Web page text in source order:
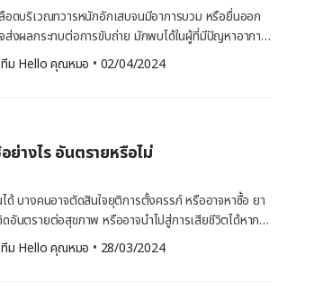
นมา แต่วิธีนี้อาจเกิดการคลาดเคลื่อนได้มากกว่าวิธีอื่น
กำเนิด ยาเม็ด
รใช้ห่วงอนามัย คุมกำเนิดถาวร ทำหมัน
งพยาบาล โดยมีวิธีการทำหมันชาย ดังนี้ แพทย์จะ
ใช้มีดกรีดเป็นแผลเล็กน้อย
ดบริเวณทวารหนักอักเสบจนมีอาการบวม หรือยื่นออก
งผลกระทบต่อการขับถ่าย มักพบได้ในผู้ที่มีปัญหาอาการ
ปัจจัยอื่น ๆ หากพบว่าอาจมีอาการของโรคริดสีดวงทวาร
อง
ดเลือดบริเวณปากทวารหนักโป่งพอง อาจเกิดได้จาก
ณะที่เบ่งถ่ายอาจมีเลือดสดออกมาด้วย โดยแบ่งออก
ลือดดำขยายตัว ภาวะท้องผูก ทำให้ต้อง
ซ้อน เช่น ตับแข็ง อาการท้อง
ทีม Hello คุณหมอ • 02/04/2024
างไร อันตรายหรือไม่
ด้ บางคนอาจตัดสินใจยุติการตั้งครรภ์ หรืออาจหาซื้อ ยา
อันตรายต่อสุขภาพ หรืออาจนำไปสู่การเสียชีวิตได้หากใช้
มอหรือผู้เชี่ยวชาญ และศึกษาข้อมูลของยายุติการตั้ง
ระทรวงสาธารณสุข อนุญาตให้มีการยุติการตั้งครรภ์ ใน
ทีม Hello คุณหมอ • 28/03/2024